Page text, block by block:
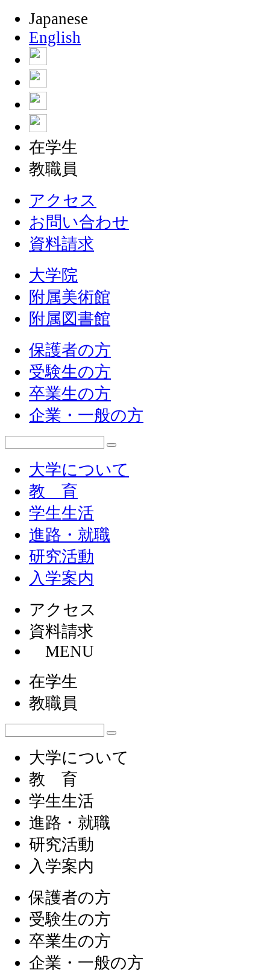
Japanese
English
在学生
教職員
アクセス
お問い合わせ
資料請求
大学院
附属美術館
附属図書館
保護者の方
受験生の方
卒業生の方
企業・一般の方
大学について
教 育
学生生活
進路・就職
研究活動
入学案内
アクセス
資料請求
MENU
在学生
教職員
大学について
教 育
学生生活
進路・就職
研究活動
入学案内
保護者の方
受験生の方
卒業生の方
企業・一般の方